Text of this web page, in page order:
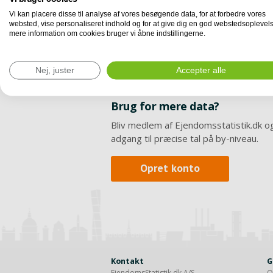
Brug for mere data?
Bliv medlem af Ejendomsstatistik.dk
adgang til præcise tal på by-niveau.
Opret konto
Kontakt
Vi kan placere disse til analyse af vores besøgende data, for at forbedre vores
websted, vise personaliseret indhold og for at give dig en god
mere information om cookies bruger vi åbne indstillingerne.
Nej, juster Accepter alle